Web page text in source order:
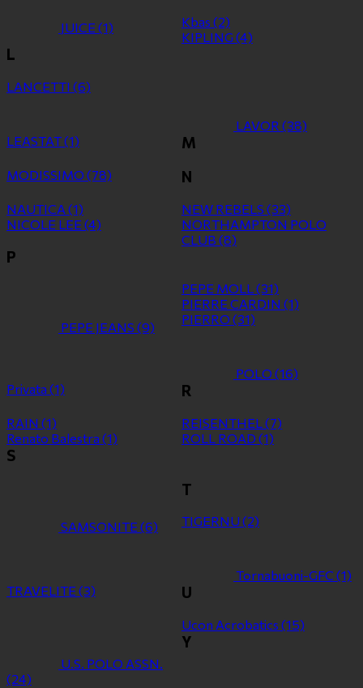
JUICE (1) Kbas (2)
KIPLING (4)
L
LANCETTI (6)
LAVOR (38)
LEASTAT(1) M
MODISSIMO (78) N
NAUTICA (1) NEW REBELS (33)
NICOLE LEE (4)
NORTHAMPTON POLO
CLUB (8)
P
PEPE JEANS (9)
PEPE MOLL(31)
PIERRE CARDIN (1)
PIERRO (31)
POLO (16)
Privata (1) R
RAIN (1) REISENTHEL(7)
Renato Balestra (1) ROLL ROAD (1)
S
SAMSONITE (6)
T
TIGERNU (2)
Tornabuoni-GFC (1)
TRAVELITE (3) U
U.S. POLO ASSN.
(24)
Ucon Acrobatics (15)
Y